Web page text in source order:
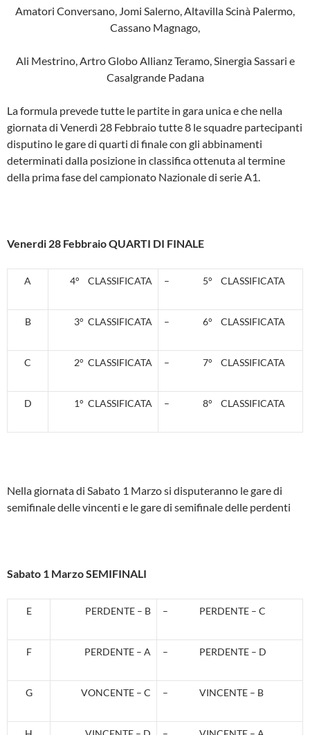
Amatori Conversano, Jomi Salerno, Altavilla Scinà Palermo,
Cassano Magnago,
Ali Mestrino, Artro Globo Allianz Teramo, Sinergia Sassari e
Casalgrande Padana
La formula prevede tutte le partite in gara unica e che nella
giornata di Venerdì 28 Febbraio tutte 8 le squadre partecipanti
disputino le gare di quarti di finale con gli abbinamenti
determinati dalla posizione in classifica ottenuta al termine
della prima fase del campionato Nazionale di serie A1.
Venerdi 28 Febbraio QUARTI DI FINALE
A 4° CLASSIFICATA – 5° CLASSIFICATA
B 3° CLASSIFICATA – 6° CLASSIFICATA
C 2° CLASSIFICATA – 7° CLASSIFICATA
D 1° CLASSIFICATA – 8° CLASSIFICATA
Nella giornata di Sabato 1 Marzo si disputeranno le gare di
semifinale delle vincenti e le gare di semifinale delle perdenti
Sabato 1 Marzo SEMIFINALI
E PERDENTE – B – PERDENTE – C
F PERDENTE – A – PERDENTE – D
G VONCENTE – C – VINCENTE – B